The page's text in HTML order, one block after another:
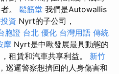
。 鬆筋堂 我們是Autowallis
資 Nyrt的子公司，
胞證 台北 優化 台灣用語 傳統
摩 Nyrt是中歐發展最具動態的
租賃和汽車共享利益。 新竹
巡邏警察想擠回的人身傷害和